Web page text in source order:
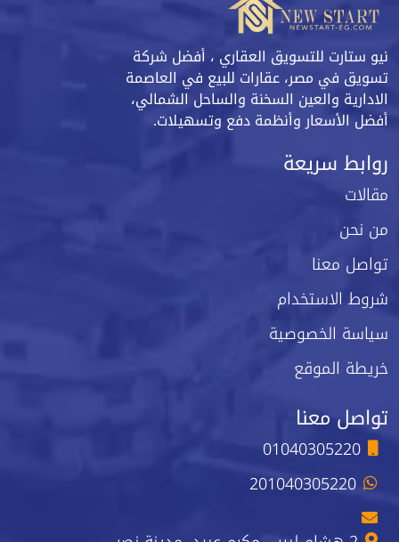
نيو ستارت للتسويق العقاري ، أفضل شركة
تسويق في مصر، عقارات للبيع في العاصمة
الادارية والعين السخنة والساحل الشمالي،
أفضل الأسعار وأنظمة دفع وتسهيلات.
روابط سريعة
مقالات
من نحن
تواصل معنا
شروط الاستخدام
سياسة الخصوصية
خريطة الموقع
تواصل معنا
01040305220
201040305220